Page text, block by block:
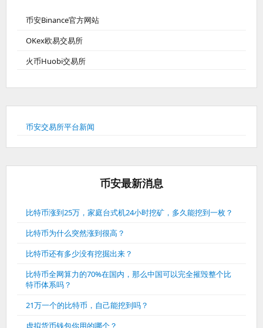
币安Binance官方网站
OKex欧易交易所
火币Huobi交易所
币安交易所平台新闻
币安最新消息
比特币涨到25万，家庭台式机24小时挖矿，多久能挖到一枚？
比特币为什么突然涨到很高？
比特币还有多少没有挖掘出来？
比特币全网算力的70%在国内，那么中国可以完全摧毁整个比
特币体系吗？
21万一个的比特币，自己能挖到吗？
虚拟货币钱包你用的哪个？